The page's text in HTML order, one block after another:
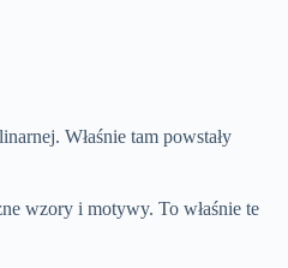
Właśnie tam powstały
wzory i motywy. To właśnie te